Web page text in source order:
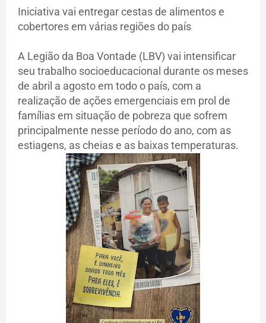
Iniciativa vai entregar cestas de alimentos e
cobertores em várias regiões do país
A Legião da Boa Vontade (LBV) vai intensificar
seu trabalho socioeducacional durante os meses
de abril a agosto em todo o país, com a
realização de ações emergenciais em prol de
famílias em situação de pobreza que sofrem
principalmente nesse período do ano, com as
estiagens, as cheias e as baixas temperaturas.